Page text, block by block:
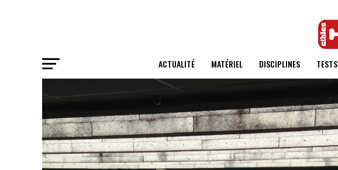
ACTUALITÉ MATÉRIEL DISCIPLINES TESTS